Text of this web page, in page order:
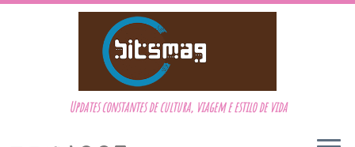
Updates constantes de cultura, viagem e estilo de vida